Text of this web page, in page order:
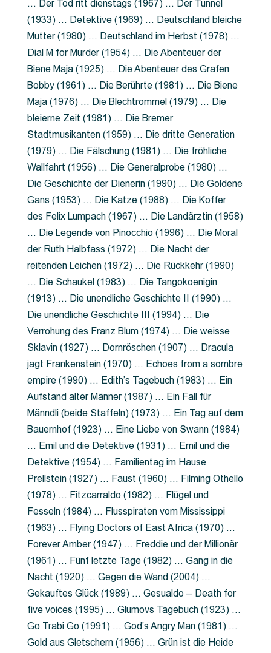
… Der Tod ritt dienstags (1967) … Der Tunnel
(1933) … Detektive (1969) … Deutschland bleiche
Mutter (1980) … Deutschland im Herbst (1978) …
Dial M for Murder (1954) … Die Abenteuer der
Biene Maja (1925) … Die Abenteuer des Grafen
Bobby (1961) … Die Berührte (1981) … Die Biene
Maja (1976) … Die Blechtrommel (1979) … Die
bleierne Zeit (1981) … Die Bremer
Stadtmusikanten (1959) … Die dritte Generation
(1979) … Die Fälschung (1981) … Die fröhliche
Wallfahrt (1956) … Die Generalprobe (1980) …
Die Geschichte der Dienerin (1990) … Die Goldene
Gans (1953) … Die Katze (1988) … Die Koffer
des Felix Lumpach (1967) … Die Landärztin (1958)
… Die Legende von Pinocchio (1996) … Die Moral
der Ruth Halbfass (1972) … Die Nacht der
reitenden Leichen (1972) … Die Rückkehr (1990)
… Die Schaukel (1983) … Die Tangokoenigin
(1913) … Die unendliche Geschichte II (1990) …
Die unendliche Geschichte III (1994) … Die
Verrohung des Franz Blum (1974) … Die weisse
Sklavin (1927) … Dornröschen (1907) … Dracula
jagt Frankenstein (1970) … Echoes from a sombre
empire (1990) … Edith’s Tagebuch (1983) … Ein
Aufstand alter Männer (1987) … Ein Fall für
Männdli (beide Staffeln) (1973) … Ein Tag auf dem
Bauernhof (1923) … Eine Liebe von Swann (1984)
… Emil und die Detektive (1931) … Emil und die
Detektive (1954) … Familientag im Hause
Prellstein (1927) … Faust (1960) … Filming Othello
(1978) … Fitzcarraldo (1982) … Flügel und
Fesseln (1984) … Flusspiraten vom Mississippi
(1963) … Flying Doctors of East Africa (1970) …
Forever Amber (1947) … Freddie und der Millionär
(1961) … Fünf letzte Tage (1982) … Gang in die
Nacht (1920) … Gegen die Wand (2004) …
Gekauftes Glück (1989) … Gesualdo – Death for
five voices (1995) … Glumovs Tagebuch (1923) …
Go Trabi Go (1991) … God’s Angry Man (1981) …
Gold aus Gletschern (1956) … Grün ist die Heide